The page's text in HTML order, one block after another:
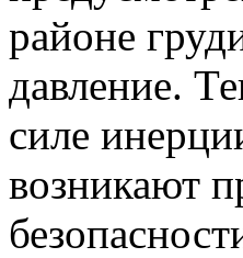
районе
давление.
силе
возникают